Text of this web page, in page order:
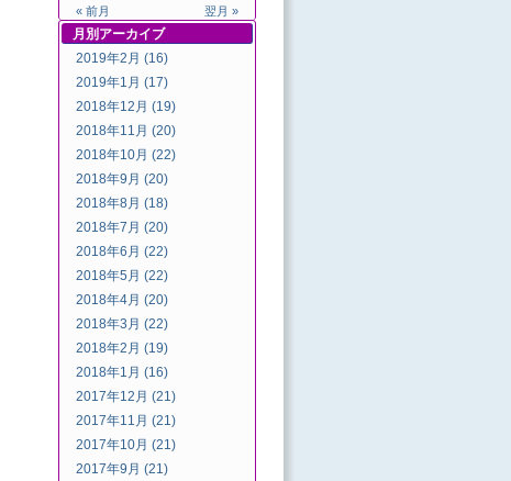
« 前月 翌月 »
月別 アーカイブ
2019年2月 (16)
2019年1月 (17)
2018年12月 (19)
2018年11月 (20)
2018年10月 (22)
2018年9月 (20)
2018年8月 (18)
2018年7月 (20)
2018年6月 (22)
2018年5月 (22)
2018年4月 (20)
2018年3月 (22)
2018年2月 (19)
2018年1月 (16)
2017年12月 (21)
2017年11月 (21)
2017年10月 (21)
2017年9月 (21)